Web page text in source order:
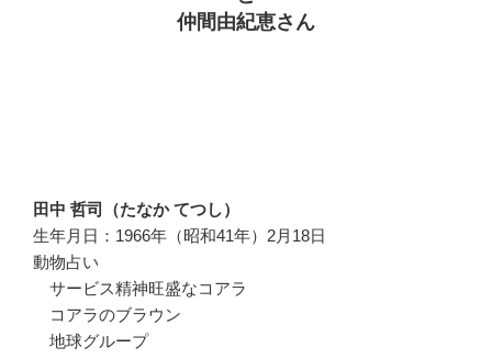
仲間由紀恵さん
田中 哲司（たなか てつし）
生年月日：1966年（昭和41年）2月18日
動物占い
サービス精神旺盛なコアラ
コアラのブラウン
地球グループ